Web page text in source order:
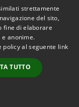
© 2026 • Comune di
Li Battiati •
byMunicipium
redazione
strettamente
del sito,
fine di elaborare
anonime.
al seguente link
TUTTO